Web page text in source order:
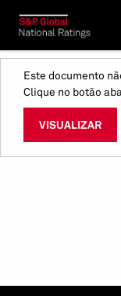
Este documento
Clique no botão
VISUALIZAR